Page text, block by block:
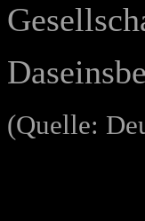
(Quelle: